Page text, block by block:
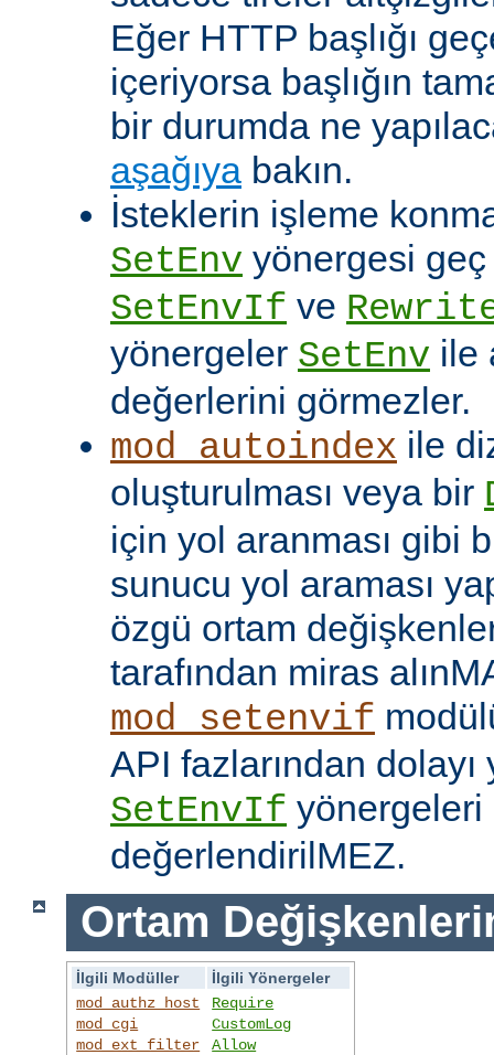
Eğer HTTP başlığı
içeriyorsa başlığın
bir durumda ne
aşağıya bakın.
İsteklerin işleme
SetEnv yönergesi geç
SetEnvIf ve
yönergeler SetEnv ile
değerlerini görmezler.
mod_autoindex ile
oluşturulması veya bir
için yol aranması gibi
sunucu yol araması
özgü ortam
tarafından miras
mod_setenvif
API fazlarından
SetEnvIf yönergeleri
değerlendirilMEZ.
Ortam
İlgili Modüller
İlgili Yönergeler
mod_authz_host
mod_cgi
mod_ext_filter
Require
CustomLog
Allow